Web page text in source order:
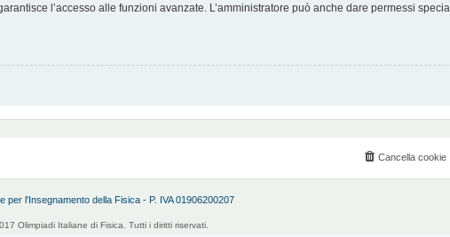
l’accesso alle funzioni avanzate. L’amministratore può anche dare permessi
Cancella cookie
per l'Insegnamento della Fisica - P. IVA 01906200207
Olimpiadi Italiane di Fisica. Tutti i diritti riservati.